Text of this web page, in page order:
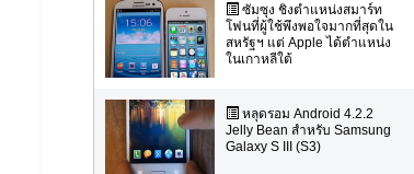
ซัมซุง ชิงตำแหน่งสมาร์ท
โฟนที่ผู้ใช้พึงพอใจมากที่สุดใน
สหรัฐฯ แต่ Apple ได้ตำแหน่ง
ในเกาหลีใต้
หลุดรอม Android 4.2.2
Jelly Bean สำหรับ Samsung
Galaxy S III (S3)